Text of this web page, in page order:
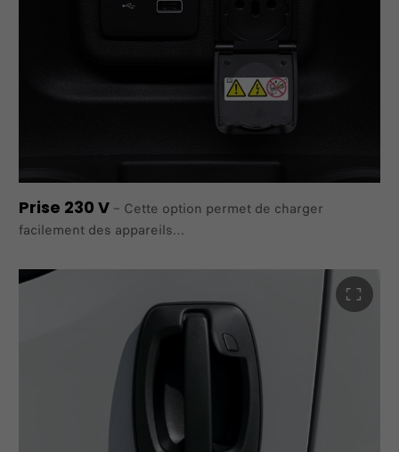
Prise 230 V – Cette option permet de charger
facilement des appareils
batteries
d'outils électriques, des tablettes, des smartphones et
appareils de faible puissance qui nécessitent jusqu'à 150